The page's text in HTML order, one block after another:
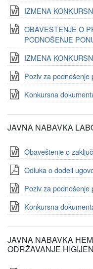
IZMENA
OBAVEŠTENJE O
PODNOŠENJE
IZMENA
Poziv za podnošenje
Konkursna
JAVNA NABAVKA
Obaveštenje o
Odluka o dodeli
Poziv za podnošenje
Konkursna
JAVNA NABAVKA
ODRŽAVANJE